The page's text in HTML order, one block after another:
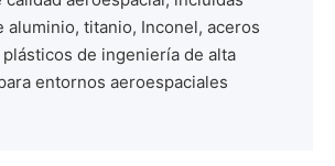
aluminio, titanio, Inconel, aceros
de ingeniería de alta
entornos aeroespaciales